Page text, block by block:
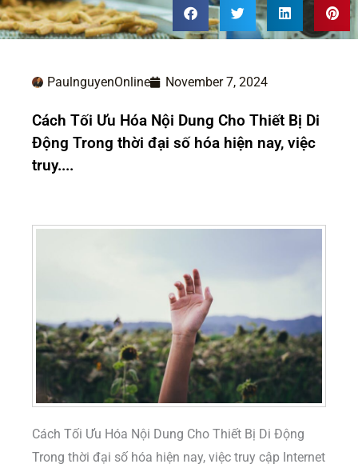
PaulnguyenOnline November 7, 2024
Cách Tối Ưu Hóa Nội Dung Cho Thiết Bị Di
Động Trong thời đại số hóa hiện nay, việc
truy....
Cách Tối Ưu Hóa Nội Dung Cho Thiết Bị Di Động
Trong thời đại số hóa hiện nay, việc truy cập Internet